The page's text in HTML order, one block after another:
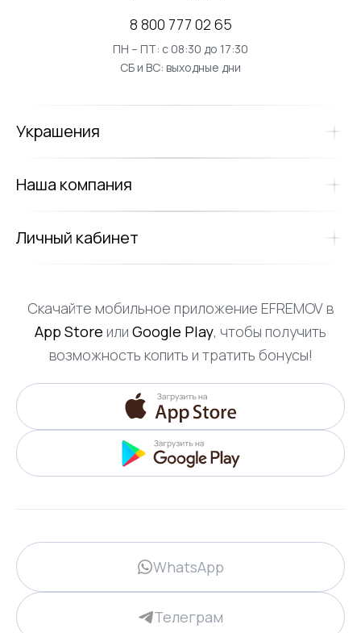
8 800 777 02 65
ПН – ПТ: с 08:30 до 17:30
СБ и ВС: выходные дни
Украшения
Наша компания
Личный кабинет
Скачайте мобильное приложение EFREMOV в
App Store или Google Play, чтобы получить
возможность копить и тратить бонусы!
WhatsApp
Телеграм